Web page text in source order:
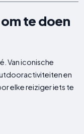
te doen
Van iconische
en
elke reiziger iets te